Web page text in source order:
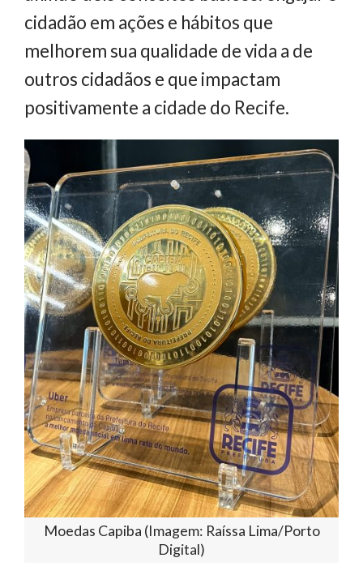
cidadão em ações e hábitos que
melhorem sua qualidade de vida a de
outros cidadãos e que impactam
positivamente a cidade do Recife.
Moedas Capiba (Imagem: Raíssa Lima/Porto
Digital)